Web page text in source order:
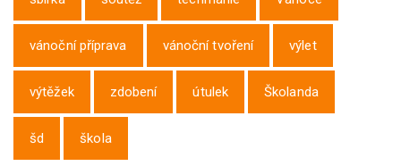
vánoční příprava vánoční tvoření výlet
výtěžek zdobení útulek Školanda
šd škola